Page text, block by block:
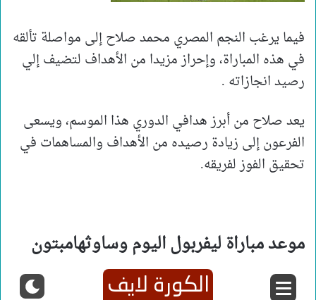
فيما يرغب النجم المصري محمد صلاح إلى مواصلة تألقه
في هذه المباراة، وإحراز مزيدا من الأهداف لتضيف إلي
رصيد انجازاته .
يعد صلاح من أبرز هدافي الدوري هذا الموسم، ويسعى
الفرعون إلى زيادة رصيده من الأهداف والمساهمات في
تحقيق الفوز لفريقه.
موعد مباراة ليفربول اليوم وساوثهامبتون